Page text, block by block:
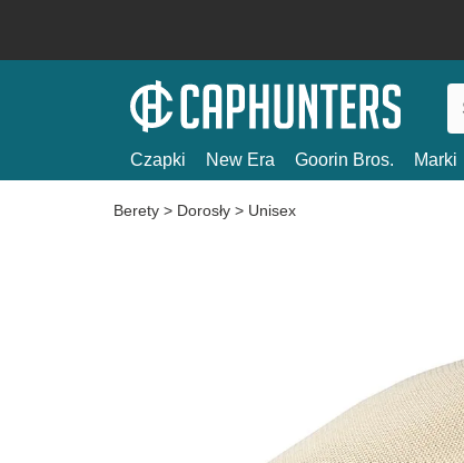
Czapki New Era Goorin Bros. Marki
Berety > Dorosły > Unisex